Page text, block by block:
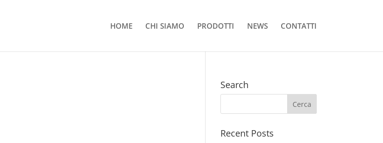
HOME CHI SIAMO PRODOTTI NEWS CONTATTI
Search
Recent Posts